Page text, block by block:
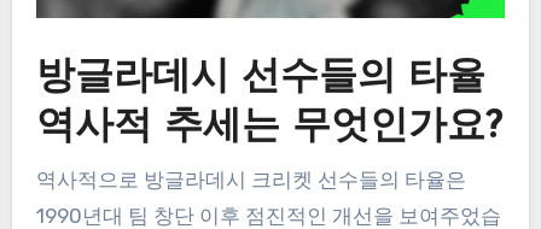
방글라데시 선수들의 타율
역사적 추세는 무엇인가요?
역사적으로 방글라데시 크리켓 선수들의 타율은
1990년대 팀 창단 이후 점진적인 개선을 보여주었습